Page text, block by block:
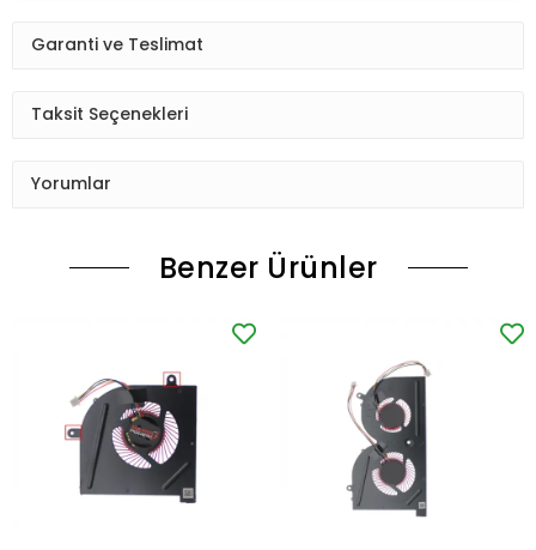
Garanti ve Teslimat
Taksit Seçenekleri
Yorumlar
Benzer Ürünler